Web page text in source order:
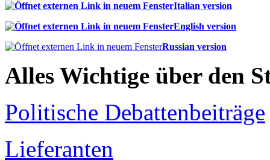
Italian version
English version
Russian version
Alles Wichtige über den
Politische Debattenbeiträge
Lieferanten